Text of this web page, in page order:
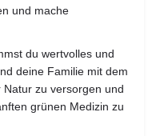
und mache
du wertvolles und
deine Familie mit dem
zu versorgen und
grünen Medizin zu